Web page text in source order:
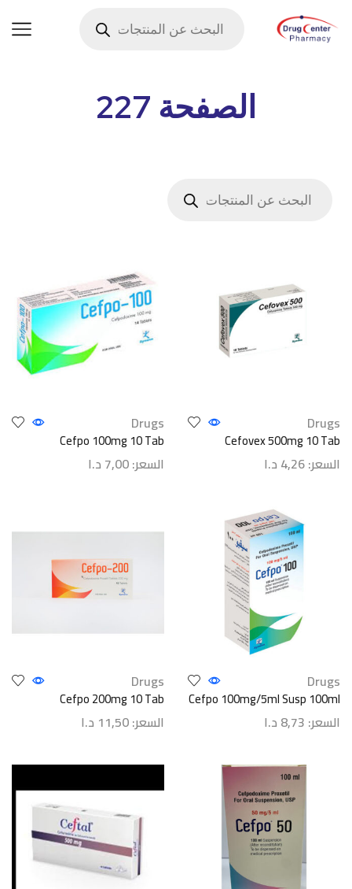
الصفحة 227
Drugs
Cefovex 500mg 10 Tab
السعر:4,26 د.ا
Drugs
Cefpo 100mg 10 Tab
السعر:7,00 د.ا
Drugs
Cefpo 100mg/5ml Susp 100ml
السعر: 8,73 د.ا
Drugs
Cefpo 200mg 10 Tab
السعر:11,50 د.ا